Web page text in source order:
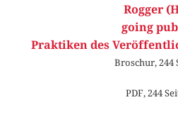
Rogger
going
Praktiken des
Broschur, 244
PDF, 244